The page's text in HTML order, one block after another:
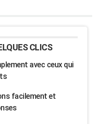
CLICS
avec ceux qui
facilement et